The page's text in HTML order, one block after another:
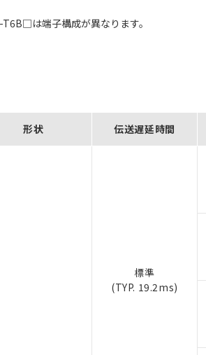
は端子構成が異なります。
形状 伝送遅延時間
標準
(TYP. 19.2ms)